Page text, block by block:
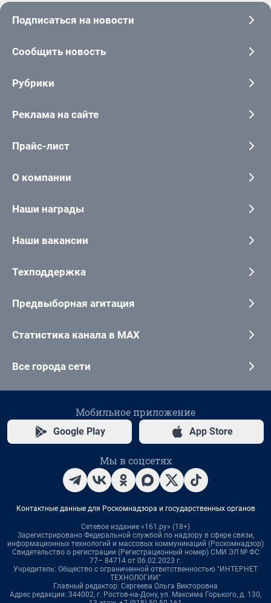
Подписаться на новости
Сообщить новость
Рубрики
Реклама на сайте
Прайс-лист
О компании
Наши награды
Наши вакансии
Техподдержка
Предвыборная агитация
Статистика канала в MAX
Все города сети
Мобильное приложение
Google Play App Store
Мы в соцсетях
Контактные данные для Роскомнадзора и государственных органов
Сетевое издание «161.ру» (18+)
Зарегистрировано Федеральной службой по надзору в сфере связи,
информационных технологий и массовых коммуникаций (Роскомнадзор)
Свидетельство о регистрации (Регистрационный номер) СМИ ЭЛ № ФС
77– 84714 от 06.02.2023 г.
Учредитель: Общество с ограниченной ответственностью "ИНТЕРНЕТ
ТЕХНОЛОГИИ"
Главный редактор: Сергеева Ольга Викторовна
Адрес редакции: 344002, г. Ростов-на-Дону, ул. Максима Горького, д. 130,